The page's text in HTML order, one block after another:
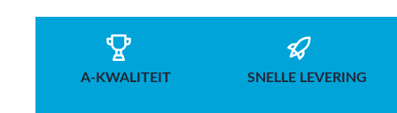
A-KWALITEIT SNELLE LEVERING